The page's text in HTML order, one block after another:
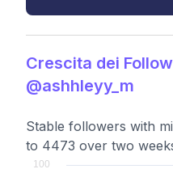
Crescita dei
@ashhleyy_m
Stable followers with
to 4473 over two